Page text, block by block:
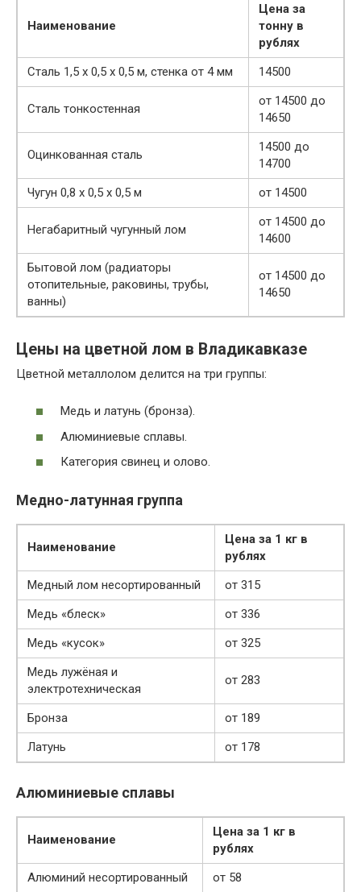
Наименование
Цена за
тонну в
рублях
Сталь 1,5 х 0,5 х 0,5 м, стенка от 4 мм
14500
Сталь тонкостенная
от 14500 до
14650
Оцинкованная сталь
14500 до
14700
Чугун 0,8 х 0,5 х 0,5 м
от 14500
Негабаритный чугунный лом
от 14500 до
14600
Бытовой лом (радиаторы
отопительные, раковины, трубы,
ванны)
от 14500 до
14650
Цены на цветной лом в Владикавказе
Цветной металлолом делится на три группы:
Медь и латунь (бронза).
Алюминиевые сплавы.
Категория свинец и олово.
Медно-латунная группа
Наименование
Цена за 1 кг в
рублях
Медный лом несортированный
от 315
Медь «блеск»
от 336
Медь «кусок»
от 325
Медь лужёная и
электротехническая
от 283
Бронза
от 189
Латунь
от 178
Алюминиевые сплавы
Наименование
Цена за 1 кг в
рублях
Алюминий несортированный
от 58